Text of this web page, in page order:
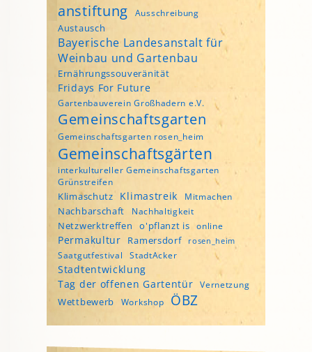
anstiftung Ausschreibung
Austausch
Bayerische Landesanstalt für
Weinbau und Gartenbau
Ernährungssouveränität
Fridays For Future
Gartenbauverein Großhadern e.V.
Gemeinschaftsgarten
Gemeinschaftsgarten rosen_heim
Gemeinschaftsgärten
interkultureller Gemeinschaftsgarten
Grünstreifen
Klimaschutz Klimastreik Mitmachen
Nachbarschaft Nachhaltigkeit
Netzwerktreffen o'pflanzt is online
Permakultur Ramersdorf rosen_heim
Saatgutfestival StadtAcker
Stadtentwicklung
Tag der offenen Gartentür
Vernetzung
Wettbewerb Workshop ÖBZ